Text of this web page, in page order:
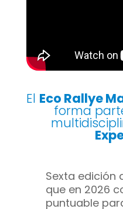
El Eco Rallye
forma
Sexta edición
que en 2026
puntuable